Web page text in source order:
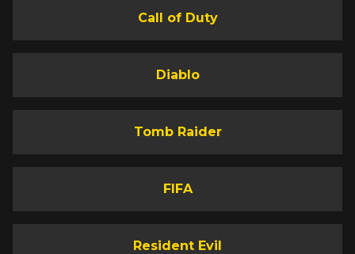
Call of Duty
Diablo
Tomb Raider
FIFA
Resident Evil